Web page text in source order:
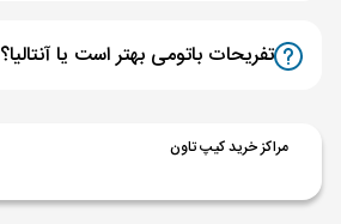
تفریحات باتومی بهتر است یا آنتالیا؟
مراکز خرید کیپ تاون